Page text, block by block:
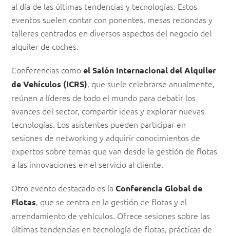
al día de las últimas tendencias y tecnologías. Estos
eventos suelen contar con ponentes, mesas redondas y
talleres centrados en diversos aspectos del negocio del
alquiler de coches.
Conferencias comoel Salón Internacional del Alquiler
de Vehículos (ICRS), que suele celebrarse anualmente,
reúnen a líderes de todo el mundo para debatir los
avances del sector, compartir ideas y explorar nuevas
tecnologías. Los asistentes pueden participar en
sesiones de networking y adquirir conocimientos de
expertos sobre temas que van desde la gestión de flotas
a las innovaciones en el servicio al cliente.
Otro evento destacado es la Conferencia Global de
Flotas, que se centra en la gestión de flotas y el
arrendamiento de vehículos. Ofrece sesiones sobre las
últimas tendencias en tecnología de flotas, prácticas de